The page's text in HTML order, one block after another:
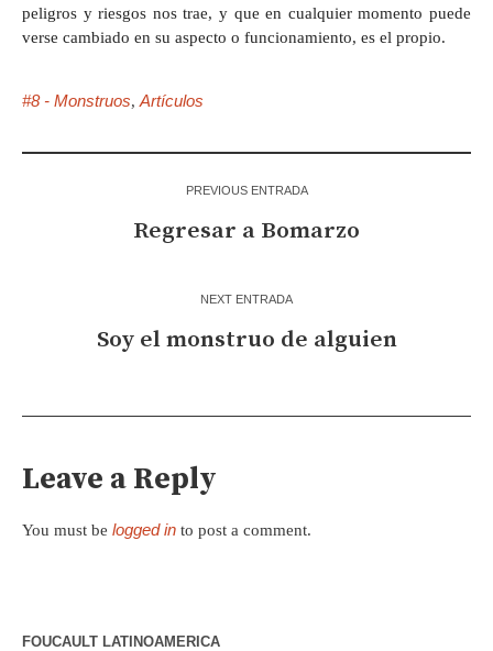
peligros y riesgos nos trae, y que en cualquier momento puede
verse cambiado en su aspecto o funcionamiento, es el propio.
#8 - Monstruos,Artículos
PREVIOUS ENTRADA
Regresar a Bomarzo
NEXT ENTRADA
Soy el monstruo de alguien
Leave a Reply
You must be logged in to post a comment.
FOUCAULT LATINOAMERICA